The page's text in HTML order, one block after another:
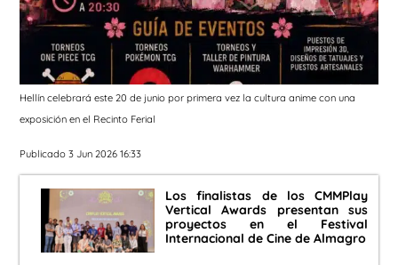
Hellín celebrará este 20 de junio por primera vez la cultura anime con una
exposición en el Recinto Ferial
Publicado 3 Jun 2026 16:33
Los finalistas de los CMMPlay
Vertical Awards presentan sus
proyectos en el Festival
Internacional de Cine de Almagro